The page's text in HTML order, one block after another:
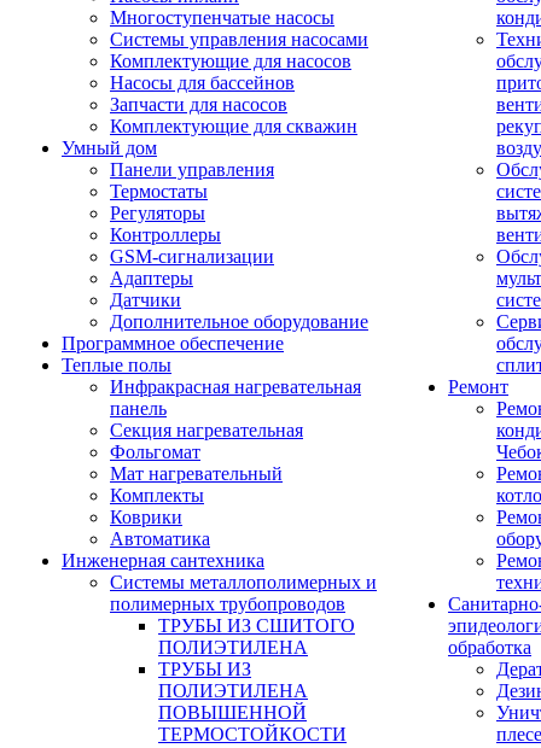
Многоступенчатые насосы
Системы управления насосами
Комплектующие для насосов
Насосы для бассейнов
Запчасти для насосов
Комплектующие для скважин
Умный дом
Панели управления
Термостаты
Регуляторы
Контроллеры
GSM-сигнализации
Адаптеры
Датчики
Дополнительное оборудование
Программное обеспечение
Теплые полы
Инфракрасная нагревательная
панель
Секция нагревательная
Фольгомат
Мат нагревательный
Комплекты
Коврики
Автоматика
Инженерная сантехника
Системы металлополимерных и
полимерных трубопроводов
ТРУБЫ ИЗ СШИТОГО
ПОЛИЭТИЛЕНА
ТРУБЫ ИЗ
ПОЛИЭТИЛЕНА
ПОВЫШЕННОЙ
ТЕРМОСТОЙКОСТИ
Ремонт
обработка